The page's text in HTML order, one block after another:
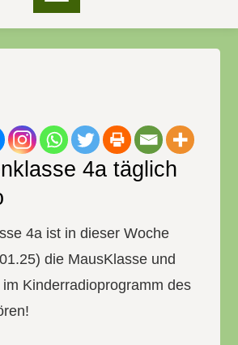
4a täglich
4a ist in dieser Woche
die MausKlasse und
Kinderradioprogramm des